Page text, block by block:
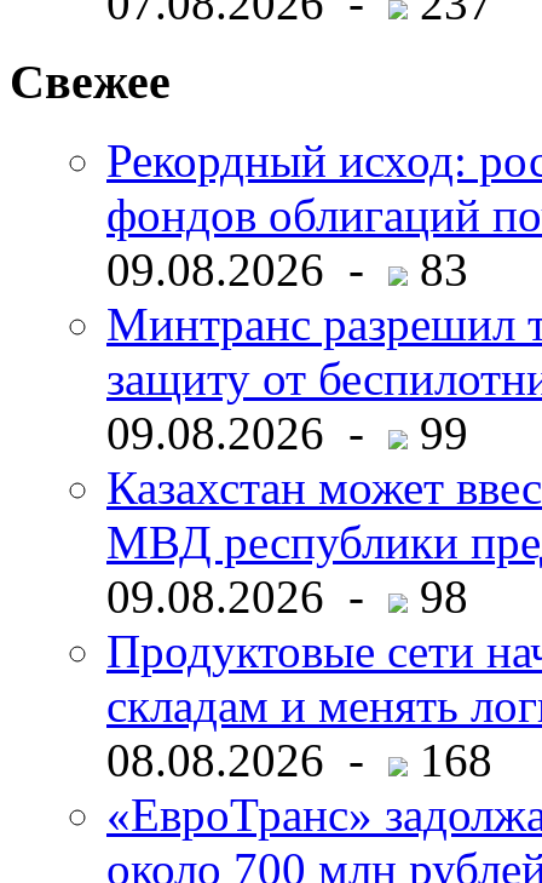
Свежее
Рекордный исход:
фондов облигаций
09.08.2026 -
83
Минтранс разрешил
защиту от
09.08.2026 -
99
Казахстан может
МВД республики
09.08.2026 -
98
Продуктовые сети
складам и менять
08.08.2026 -
168
«ЕвроТранс»
около 700 млн